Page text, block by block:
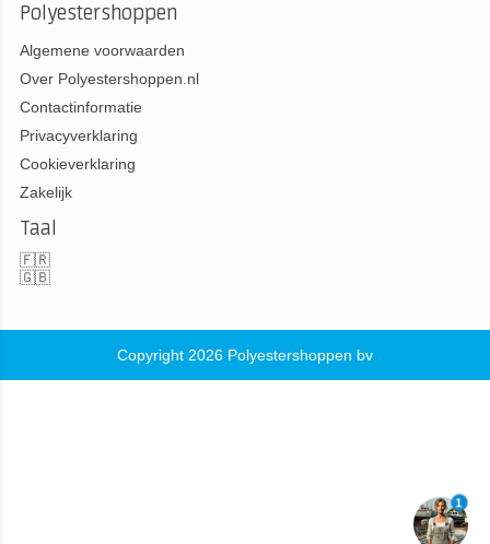
Polyestershoppen
Algemene voorwaarden
Over Polyestershoppen.nl
Contactinformatie
Privacyverklaring
Cookieverklaring
Zakelijk
Taal
🇫🇷
🇬🇧
Copyright 2026 Polyestershoppen bv
1